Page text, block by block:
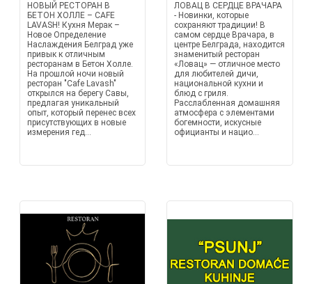
НОВЫЙ РЕСТОРАН В
БЕТОН ХОЛЛЕ – CAFE
LAVASH! Кухня Мерак –
Новое Определение
Наслаждения Белград уже
привык к отличным
ресторанам в Бетон Холле.
На прошлой ночи новый
ресторан "Cafe Lavash"
открылся на берегу Савы,
предлагая уникальный
опыт, который перенес всех
присутствующих в новые
измерения гед...
ЛОВАЦ В СЕРДЦЕ ВРАЧАРА
- Новинки, которые
сохраняют традиции! В
самом сердце Врачара, в
центре Белграда, находится
знаменитый ресторан
«Ловац» — отличное место
для любителей дичи,
национальной кухни и
блюд с гриля.
Расслабленная домашняя
атмосфера с элементами
богемности, искусные
официанты и нацио...